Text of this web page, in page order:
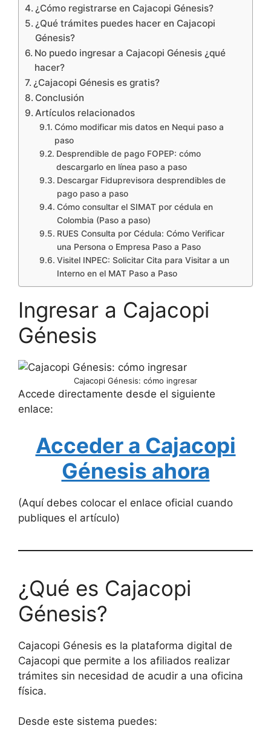
¿Cómo registrarse en Cajacopi Génesis?
¿Qué trámites puedes hacer en Cajacopi
Génesis?
No puedo ingresar a Cajacopi Génesis ¿qué
hacer?
¿Cajacopi Génesis es gratis?
Conclusión
Artículos relacionados
Cómo modificar mis datos en Nequi paso a
paso
Desprendible de pago FOPEP: cómo
descargarlo en línea paso a paso
Descargar Fiduprevisora desprendibles de
pago paso a paso
Cómo consultar el SIMAT por cédula en
Colombia (Paso a paso)
RUES Consulta por Cédula: Cómo Verificar
una Persona o Empresa Paso a Paso
Visitel INPEC: Solicitar Cita para Visitar a un
Interno en el MAT Paso a Paso
Ingresar a Cajacopi
Génesis
Cajacopi Génesis: cómo ingresar
Accede directamente desde el siguiente
enlace:
Acceder a Cajacopi
Génesis ahora
(Aquí debes colocar el enlace oficial cuando
publiques el artículo)
¿Qué es Cajacopi
Génesis?
Cajacopi Génesis es la plataforma digital de
Cajacopi que permite a los afiliados realizar
trámites sin necesidad de acudir a una oficina
física.
Desde este sistema puedes: